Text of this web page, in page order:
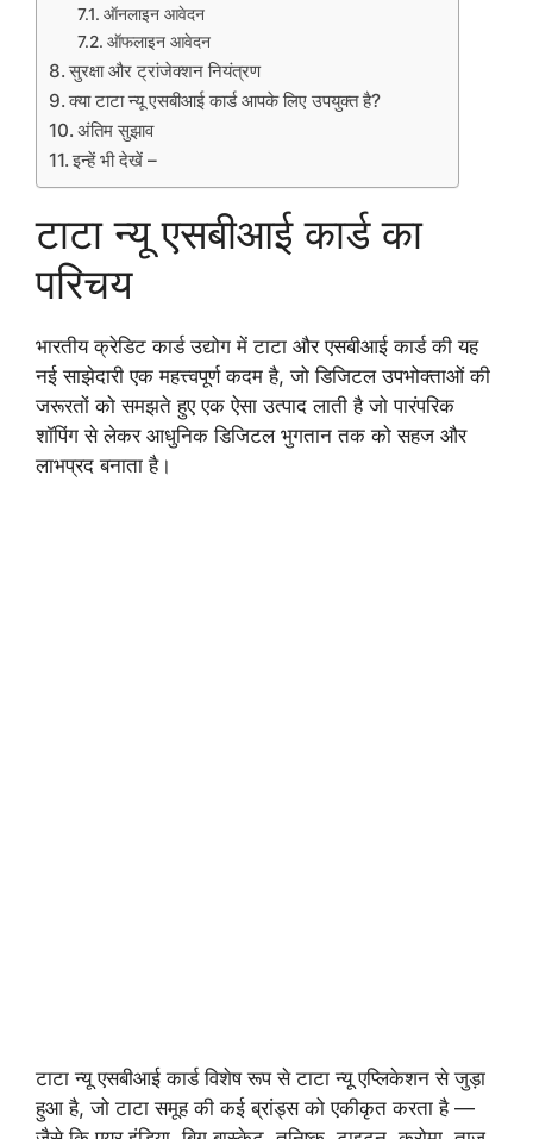
ऑनलाइन आवेदन
ऑफलाइन आवेदन
सुरक्षा और ट्रांजेक्शन नियंत्रण
क्या टाटा न्यू एसबीआई कार्ड आपके लिए उपयुक्त है?
अंतिम सुझाव
इन्हें भी देखें –
टाटा न्यू एसबीआई कार्ड का
परिचय
भारतीय क्रेडिट कार्ड उद्योग में टाटा और एसबीआई कार्ड की यह
नई साझेदारी एक महत्त्वपूर्ण कदम है, जो डिजिटल उपभोक्ताओं की
जरूरतों को समझते हुए एक ऐसा उत्पाद लाती है जो पारंपरिक
शॉपिंग से लेकर आधुनिक डिजिटल भुगतान तक को सहज और
लाभप्रद बनाता है।
टाटा न्यू एसबीआई कार्ड विशेष रूप से टाटा न्यू एप्लिकेशन से जुड़ा
हुआ है, जो टाटा समूह की कई ब्रांड्स को एकीकृत करता है —